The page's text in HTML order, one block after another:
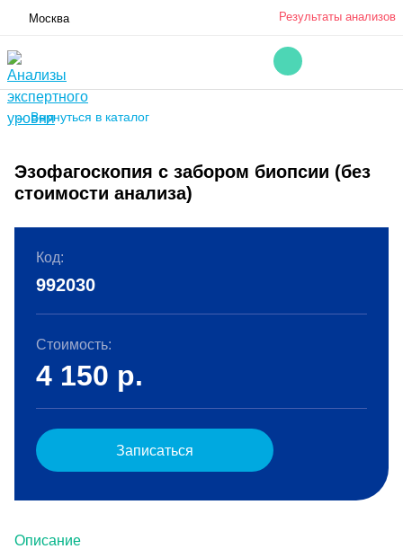
Москва Результаты анализов
← Вернуться в каталог
Эзофагоскопия с забором биопсии (без
стоимости анализа)
Описание
Код:
992030
Стоимость:
4 150 р.
Записаться